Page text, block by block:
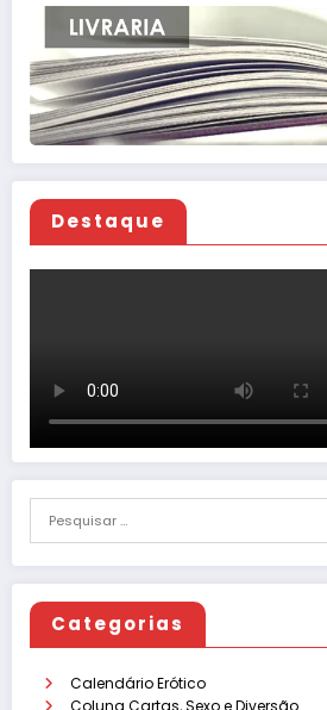
Destaque
Categorias
Calendário Erótico
Coluna Cartas, Sexo e Diversão